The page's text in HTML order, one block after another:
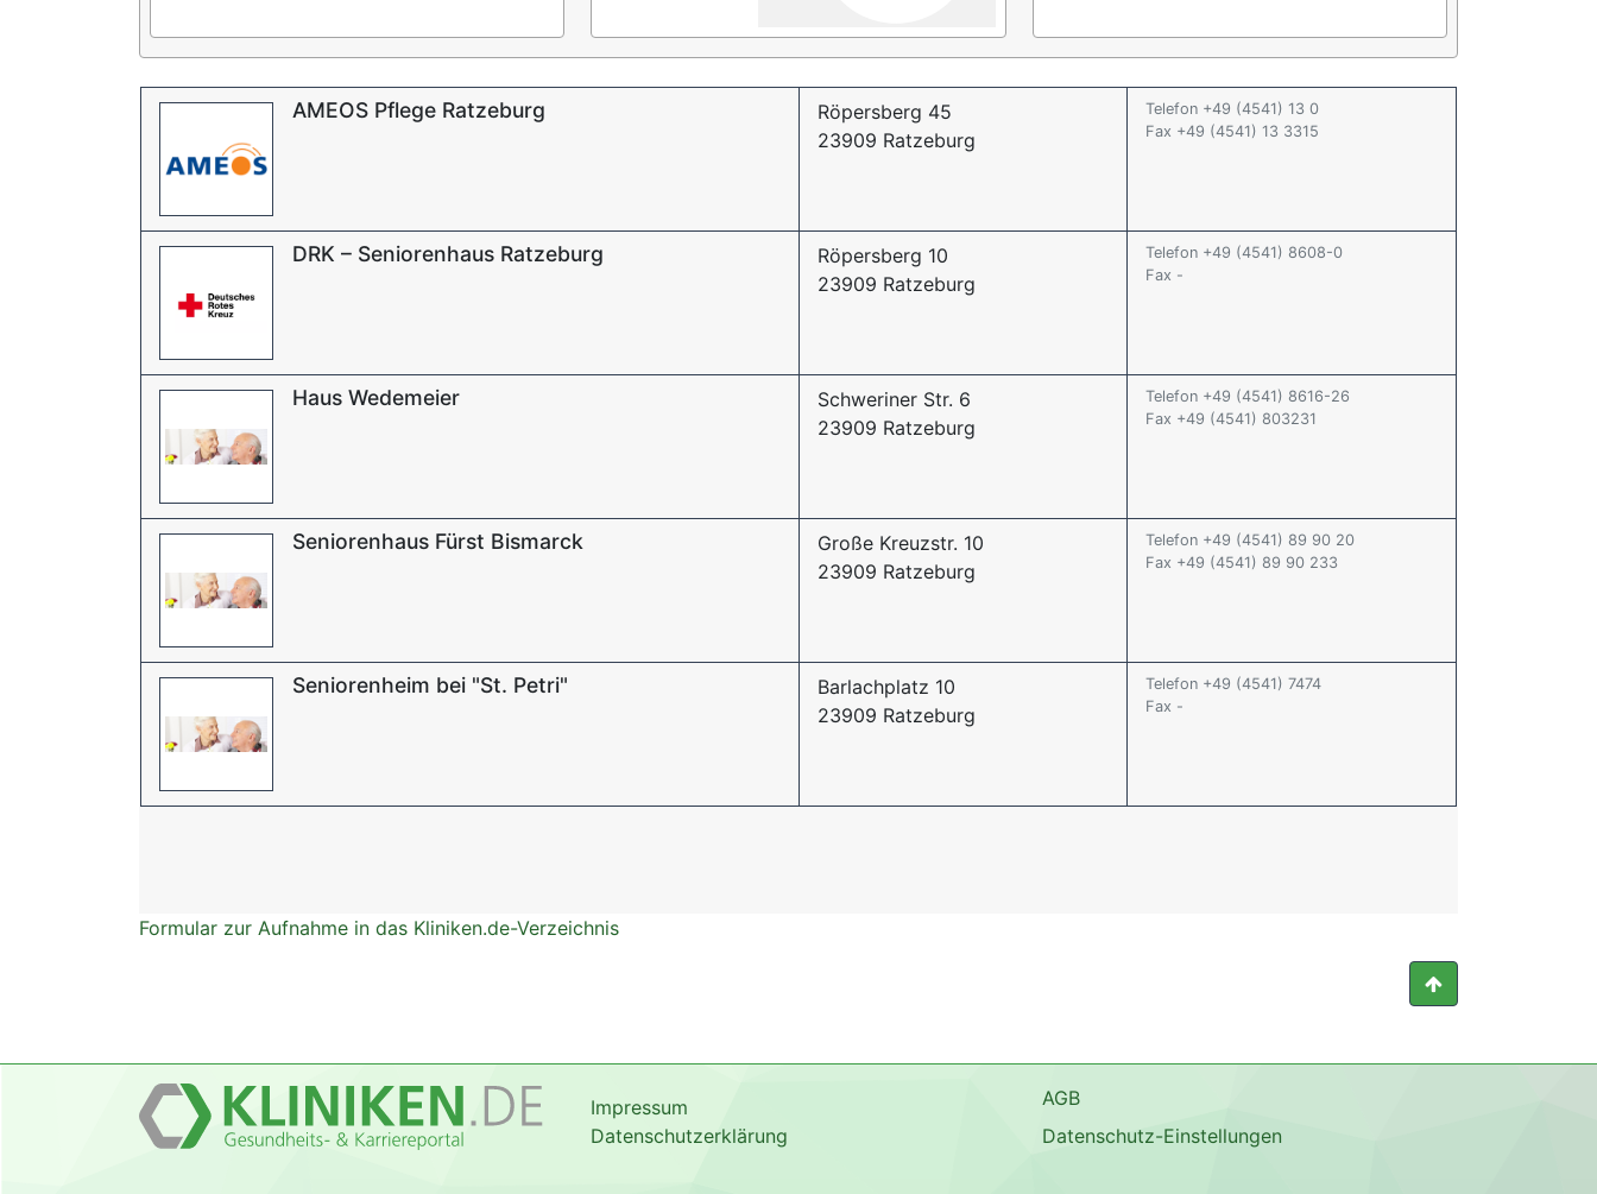
AMEOS Pflege Ratzeburg
Röpersberg 45
23909 Ratzeburg
Telefon +49 (4541) 13 0
Fax +49 (4541) 13 3315
DRK – Seniorenhaus Ratzeburg
Röpersberg 10
23909 Ratzeburg
Telefon +49 (4541) 8608-0
Fax -
Haus Wedemeier
Schweriner Str. 6
23909 Ratzeburg
Telefon +49 (4541) 8616-26
Fax +49 (4541) 803231
Seniorenhaus Fürst Bismarck
Große Kreuzstr. 10
23909 Ratzeburg
Telefon +49 (4541) 89 90 20
Fax +49 (4541) 89 90 233
Seniorenheim bei "St. Petri"
Barlachplatz 10
23909 Ratzeburg
Telefon +49 (4541) 7474
Fax -
Formular zur Aufnahme in das Kliniken.de-Verzeichnis
Impressum
Datenschutzerklärung
AGB
Datenschutz-Einstellungen